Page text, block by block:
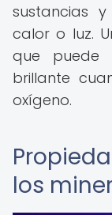
sustancias
calor o luz.
que puede
brillante
oxígeno.
los